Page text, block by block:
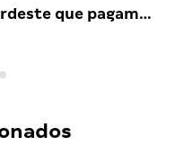
que pagam…